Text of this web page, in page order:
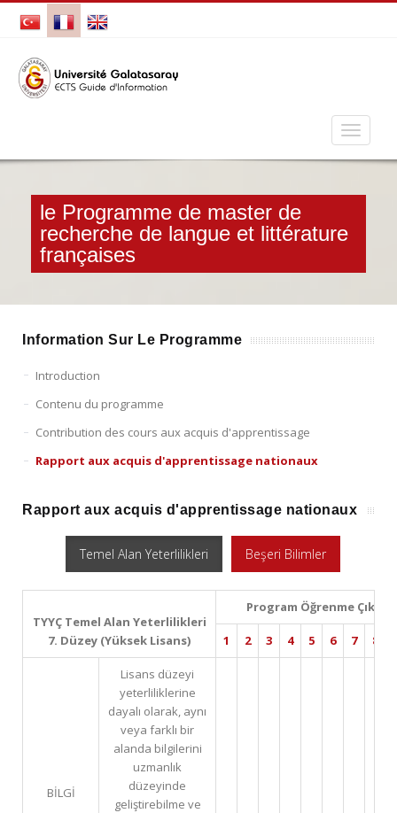
le Programme de master de
recherche de langue et littérature
françaises
Information Sur Le Programme
Introduction
Contenu du programme
Contribution des cours aux acquis d'apprentissage
Rapport aux acquis d'apprentissage nationaux
Rapport aux acquis d'apprentissage nationaux
Temel Alan Yeterlilikleri Beşeri Bilimler
TYYÇ Temel Alan Yeterlilikleri
7. Düzey (Yüksek Lisans)
Program Öğrenme
1 2 3 4 5 6 7 8
BİLGİ
Lisans düzeyi
yeterliliklerine
dayalı olarak, aynı
veya farklı bir
alanda bilgilerini
uzmanlık
düzeyinde
geliştirebilme ve